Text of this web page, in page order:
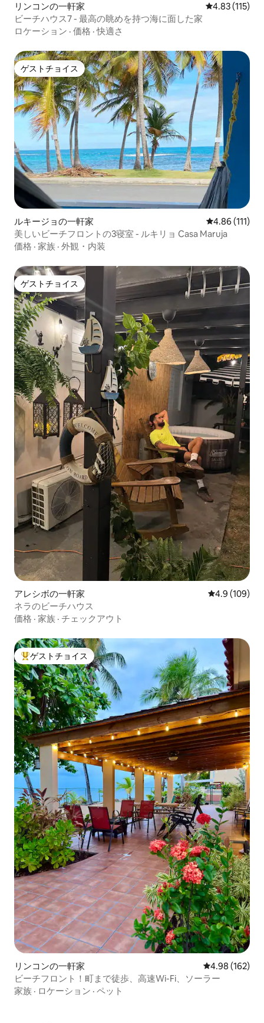
リンコンの一軒家 レビュー115
4.83 (115)
ビーチハウス7 - 最高の眺めを持つ海に面した家
ロケーション · 価格 ·快適さ
ゲストチョイス
ゲストチョイス
ルキージョの一軒家 レビュー111
4.86 (111)
美しいビーチフロントの3寝室 - ルキリョ Casa Maruja
価格 · 家族 · 外観・内装
ゲストチョイス
ゲストチョイス
アレシボの一軒家 レビュー109
4.9 (109)
ネラのビーチハウス
価格 · 家族 · チェックアウト
大好評のゲストチョイスです。
ゲストチョイス
リンコンの一軒家 レビュー162
4.98 (162)
ビーチフロント！町まで徒歩、高速Wi-Fi、ソーラー
家族 · ロケーション · ペット